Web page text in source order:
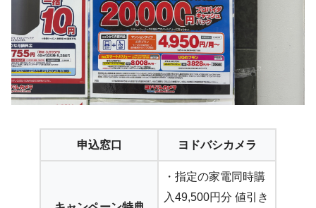
申込窓口 ヨドバシカメラ
・指定の家電同時購
入49,500円分 値引き